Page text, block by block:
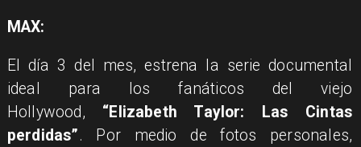
MAX:
El día 3 del mes, estrena la serie documental
ideal para los fanáticos del viejo
Hollywood, “Elizabeth Taylor: Las Cintas
perdidas”. Por medio de fotos personales,